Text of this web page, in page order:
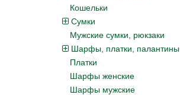
Кошельки
Сумки
Мужские сумки, рюкзаки
Шарфы, платки, палантины
Платки
Шарфы женские
Шарфы мужские